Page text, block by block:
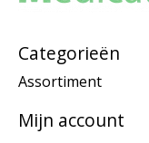
Categorieën
Assortiment
Mijn account